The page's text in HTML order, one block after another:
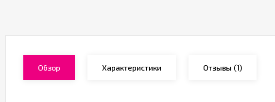
Обзор Характеристики Отзывы (1)